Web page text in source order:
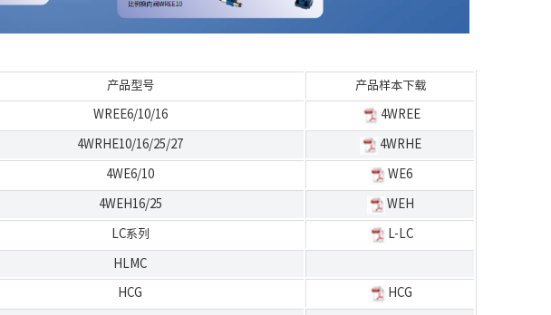
产品型号 产品样本下载
WREE6/10/16 4WREE
4WRHE10/16/25/27 4WRHE
4WE6/10 WE6
4WEH16/25 WEH
LC系列 L-LC
HLMC
HCG HCG